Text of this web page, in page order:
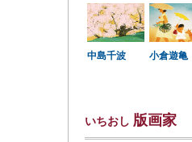
中島千波 小倉遊亀
いちおし 版画家